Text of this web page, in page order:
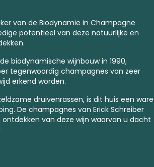
van de Biodynamie in Champagne
potentieel van deze natuurlijke en
biodynamische wijnbouw in 1990,
tegenwoordig champagnes van zeer
erkend worden.
druivenrassen, is dit huis een ware
De champagnes van Erick Schreiber
van deze wijn waarvan u dacht